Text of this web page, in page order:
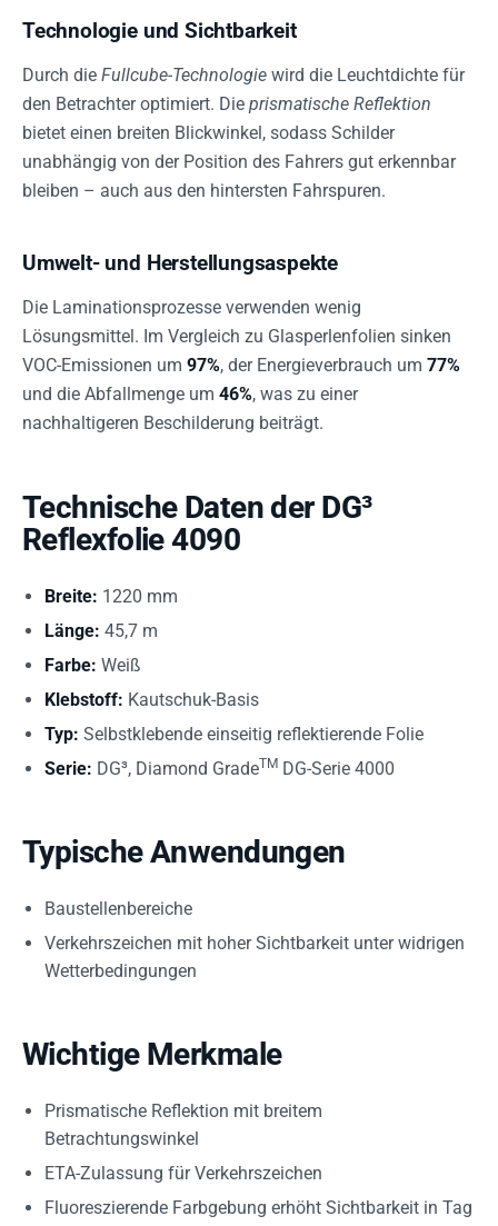
Technologie und Sichtbarkeit
Durch die Fullcube-Technologie wird die Leuchtdichte für
den Betrachter optimiert. Die prismatische Reflektion
bietet einen breiten Blickwinkel, sodass Schilder
unabhängig von der Position des Fahrers gut erkennbar
bleiben – auch aus den hintersten Fahrspuren.
Umwelt- und Herstellungsaspekte
Die Laminationsprozesse verwenden wenig
Lösungsmittel. Im Vergleich zu Glasperlenfolien sinken
VOC-Emissionen um 97%, der Energieverbrauch um 77%
und die Abfallmenge um 46%, was zu einer
nachhaltigeren Beschilderung beiträgt.
Technische Daten der DG³
Reflexfolie 4090
Breite: 1220 mm
Länge: 45,7 m
Farbe: Weiß
Klebstoff: Kautschuk-Basis
Typ: Selbstklebende einseitig reflektierende Folie
Serie: DG³, Diamond GradeTM DG-Serie 4000
Typische Anwendungen
Baustellenbereiche
Verkehrszeichen mit hoher Sichtbarkeit unter widrigen
Wetterbedingungen
Wichtige Merkmale
Prismatische Reflektion mit breitem
Betrachtungswinkel
ETA-Zulassung für Verkehrszeichen
Fluoreszierende Farbgebung erhöht Sichtbarkeit in Tag